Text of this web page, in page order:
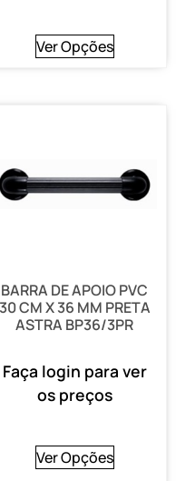
Ver Opções
BARRA DE APOIO PVC
30 CM X 36 MM PRETA
ASTRA BP36/3PR
Faça login para ver
os preços
Ver Opções